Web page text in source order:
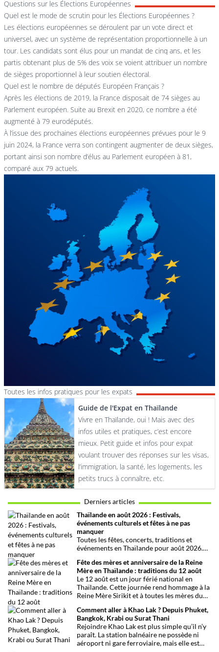
Questions sur les Élections Européennes
Quel est le mode de scrutin pour les Élections Européennes ?
Les élections européennes se déroulent par un vote direct et
universel, avec un système de représentation proportionnelle à un
tour. Les candidats sont élus pour un mandat de cinq ans, et les
partis obtenant plus de 5% des voix se voient attribuer un nombre
de sièges proportionnel à leur soutien électoral.
Quel est le nombre de députés Européen Français ?
Après les élections de 2019, la France disposait de 74 sièges au
Parlement européen. Suite au Brexit en 2020, ce nombre a été
augmenté à 79 eurodéputés.
À l’issue des prochaines élections européennes prévues pour le 9
juin 2024, la France verra son contingent augmenter de deux sièges,
portant ainsi son nombre d’élus au Parlement européen à 81,
comparé aux 79 actuels.
Toutes les infos pratiques pour les expats
Guide de l'Expat en Thaïlande
Vivre en Thaïlande, oui ! Mais avec des
infos utiles et pratiques, c’est encore
mieux. Petit guide et infos pour expat
voulant trouver des réponses sur les visas,
l’immigration, la santé, les logements, les
petits trucs à connaître, etc.
Derniers articles
Thaïlande en août 2026 : Festivals,
événements culturels et fêtes à ne pas
manquer
Toutes les fêtes, concerts, traditions et
événements en Thaïlande pour août 2026.
organiser son voyage.
Fête des mères et anniversaire de la Reine
Mère en Thaïlande : traditions du 12 août
Le 12 août est un jour férié national en
Thaïlande. Cette journée rend hommage à la
Reine Mère Sirikit et à toutes les mères du
traditions bouddhistes et festivités
populaires dans tout le royaume.
Comment aller à Khao Lak ? Depuis Phuket,
Bangkok, Krabi ou Surat Thani
Rejoindre Khao Lak est plus simple qu’il n’y
paraît. La station balnéaire ne possède ni
aéroport ni gare ferroviaire, mais elle est